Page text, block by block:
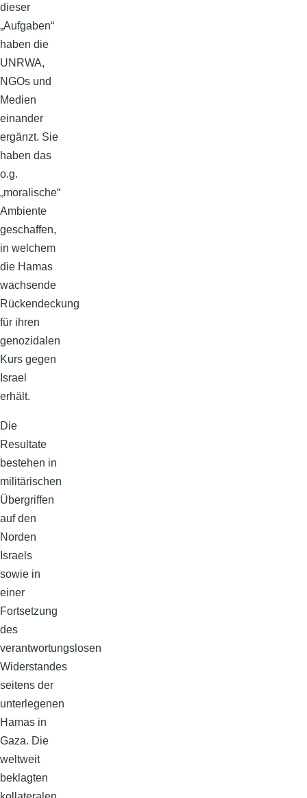
dieser
„Aufgaben“
haben die
UNRWA,
NGOs und
Medien
einander
ergänzt. Sie
haben das
o.g.
„moralische“
Ambiente
geschaffen,
in welchem
die Hamas
wachsende
Rückendeckung
für ihren
genozidalen
Kurs gegen
Israel
erhält.
Die
Resultate
bestehen in
militärischen
Übergriffen
auf den
Norden
Israels
sowie in
einer
Fortsetzung
des
verantwortungslosen
Widerstandes
seitens der
unterlegenen
Hamas in
Gaza. Die
weltweit
beklagten